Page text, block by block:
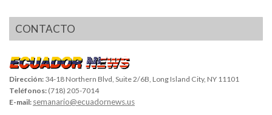
CONTACTO
Dirección: 34-18 Northern Blvd, Suite 2/6B, Long Island City, NY 11101
Teléfonos: (718) 205-7014
E-mail: semanario@ecuadornews.us